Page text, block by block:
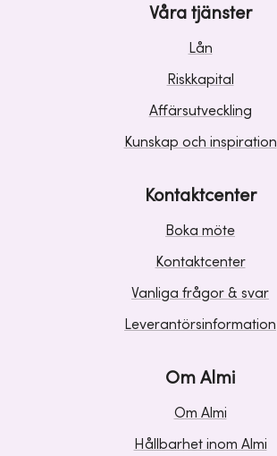
Våra tjänster
Lån
Riskkapital
Affärsutveckling
Kunskap och inspiration
Kontaktcenter
Boka möte
Kontaktcenter
Vanliga frågor & svar
Leverantörsinformation
Om Almi
Om Almi
Hållbarhet inom Almi